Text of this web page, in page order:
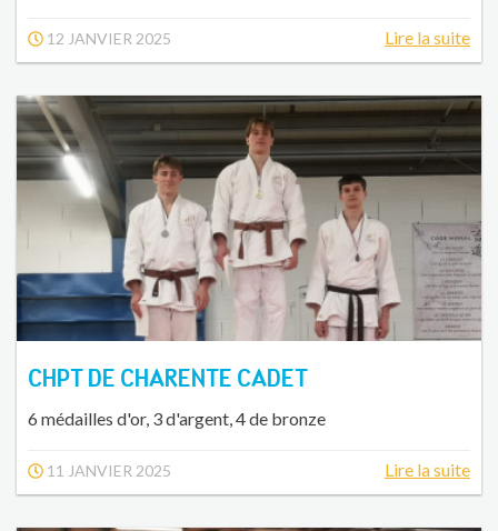
12 JANVIER 2025 Lire la suite
CHPT DE CHARENTE CADET
6 médailles d'or, 3 d'argent, 4 de bronze
11 JANVIER 2025 Lire la suite